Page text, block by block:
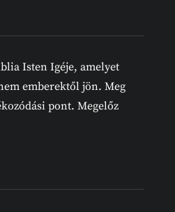
Isten Igéje, amelyet
emberektől jön. Meg
pont. Megelőz